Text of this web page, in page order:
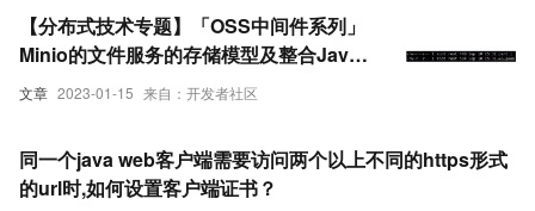
文章 2023-01-15 来自：开发者社区
【分布式技术专题】「OSS中间件系列」
Minio的文件服务的存储模型及整合Java
客户端访问的实战指南
同一个java web客户端需要访问两个以上不同的https形式
的url时,如何设置客户端证书？